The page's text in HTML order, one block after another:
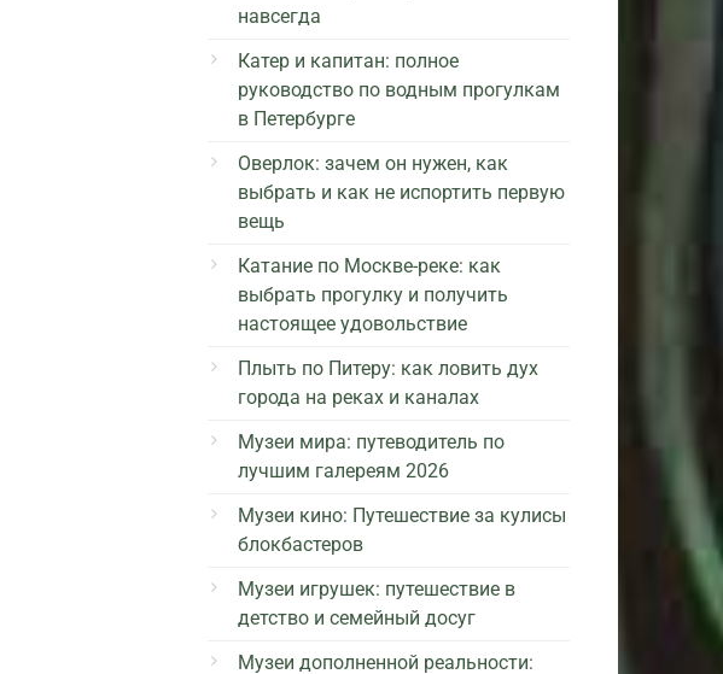
навсегда
Катер и капитан: полное
руководство по водным прогулкам
в Петербурге
Оверлок: зачем он нужен, как
выбрать и как не испортить первую
вещь
Катание по Москве-реке: как
выбрать прогулку и получить
настоящее удовольствие
Плыть по Питеру: как ловить дух
города на реках и каналах
Музеи мира: путеводитель по
лучшим галереям 2026
Музеи кино: Путешествие за кулисы
блокбастеров
Музеи игрушек: путешествие в
детство и семейный досуг
Музеи дополненной реальности: